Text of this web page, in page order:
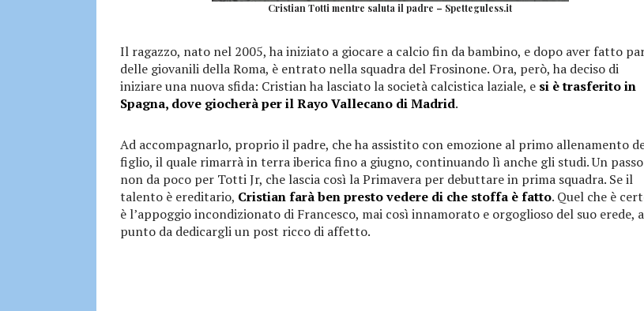
Cristian Totti mentre saluta il padre – Spetteguless.it
Il ragazzo, nato nel 2005, ha iniziato a giocare a calcio fin da bambino, e dopo aver fatto
delle giovanili della Roma, è entrato nella squadra del Frosinone. Ora, però, ha deciso di
iniziare una nuova sfida: Cristian ha lasciato la società calcistica laziale, e si è trasferito in
Spagna, dove giocherà per il Rayo Vallecano di Madrid.
Ad accompagnarlo, proprio il padre, che ha assistito con emozione al primo allenamento
figlio, il quale rimarrà in terra iberica fino a giugno, continuando lì anche gli studi. Un passo
non da poco per Totti Jr, che lascia così la Primavera per debuttare in prima squadra. Se il
talento è ereditario, Cristian farà ben presto vedere di che stoffa è fatto. Quel che è
è l’appoggio incondizionato di Francesco, mai così innamorato e orgoglioso del suo erede,
punto da dedicargli un post ricco di affetto.